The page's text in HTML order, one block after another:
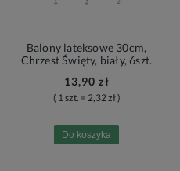
Balony lateksowe 30cm,
Chrzest Święty, biały, 6szt.
13,90 zł
( 1 szt. = 2,32 zł )
Do koszyka